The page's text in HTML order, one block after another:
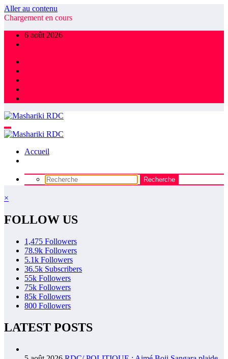
Aller au contenu
Chargement en cours
6 août 2026
Accueil
×
FOLLOW US
1,475 Followers
78.9k Followers
5.1k Followers
36.5k Subscribers
55k Followers
75k Followers
85k Followers
800 Followers
LATEST POSTS